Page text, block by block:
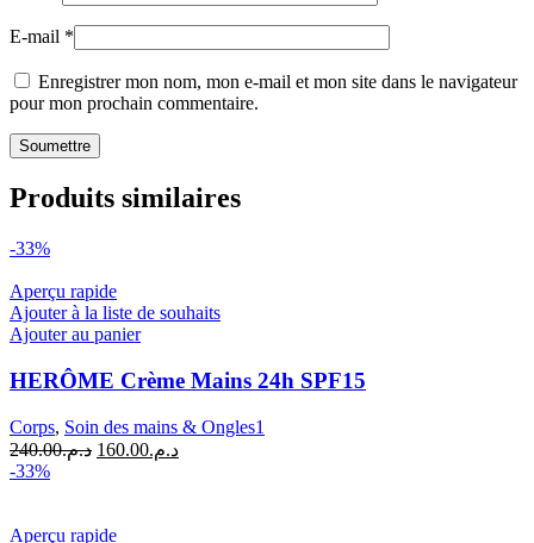
E-mail *
Enregistrer mon nom, mon e-mail et mon site dans le navigateur
pour mon prochain commentaire.
Produits similaires
-33%
Aperçu rapide
Ajouter à la liste de souhaits
Ajouter au panier
HERÔME Crème Mains 24h SPF15
Corps, Soin des mains & Ongles1
د.م.240.00
Le
د.م.160.00
Le
-33%
Aperçu rapide